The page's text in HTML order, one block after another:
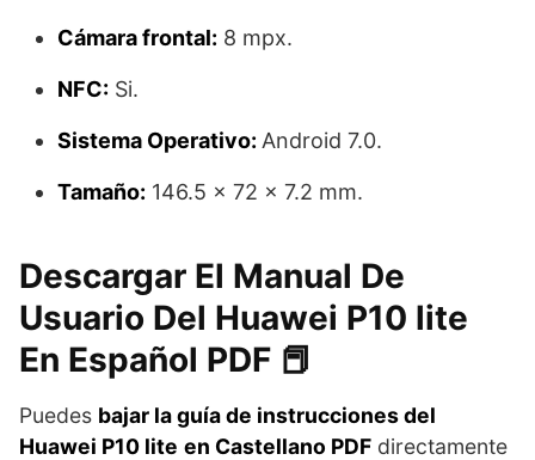
Cámara frontal: 8 mpx.
NFC: Si.
Sistema Operativo: Android 7.0.
Tamaño: 146.5 x 72 x 7.2 mm.
Descargar El Manual De
Usuario Del Huawei P10 lite
En Español PDF 📕
Puedes bajar la guía de instrucciones del
Huawei P10 lite en Castellano PDF directamente